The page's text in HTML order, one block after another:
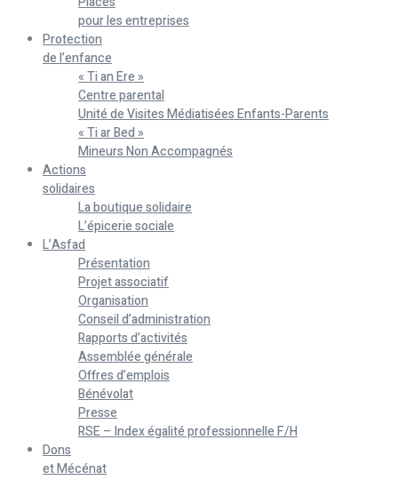
pour les entreprises
Protection
de l’enfance
« Ti an Ere »
Centre parental
Unité de Visites Médiatisées Enfants-Parents
« Ti ar Bed »
Mineurs Non Accompagnés
Actions
solidaires
La boutique solidaire
L’épicerie sociale
L’Asfad
Présentation
Projet associatif
Organisation
Conseil d’administration
Rapports d’activités
Assemblée générale
Offres d’emplois
Bénévolat
Presse
RSE – Index égalité professionnelle F/H
Dons
et Mécénat